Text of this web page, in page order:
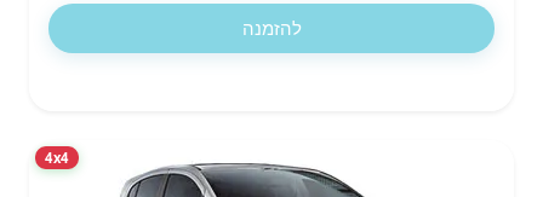
להזמנה
4x4